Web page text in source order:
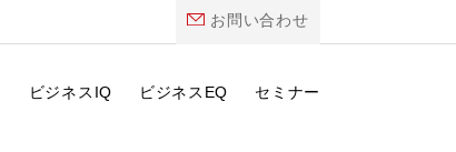
お問い合わせ
ビジネスIQ ビジネスEQ セミナー